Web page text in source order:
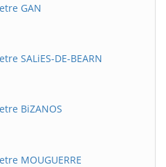
GAN
SALiES-DE-BEARN
BiZANOS
MOUGUERRE